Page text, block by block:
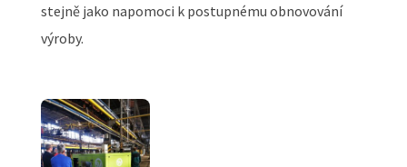
stejně jako napomoci k postupnému obnovování
výroby.